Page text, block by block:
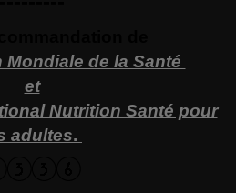
de la Santé
et
Nutrition Santé pour
adultes.